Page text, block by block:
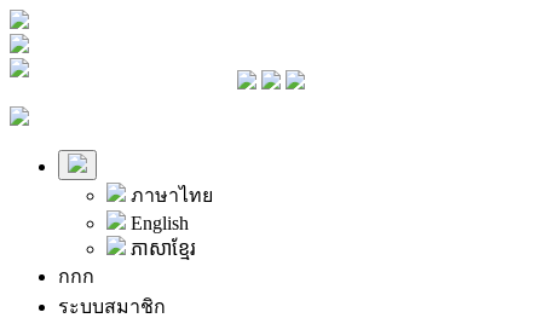
ภาษาไทย
English
ភាសាខ្មែរ
กกก
ระบบสมาชิก